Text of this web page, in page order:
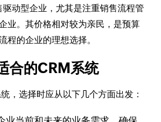
动型企业，尤其是注重销售流程管
业。其价格相对较为亲民，是预算
程的企业的理想选择。
合的CRM系统
，选择时应从以下几个方面出发：